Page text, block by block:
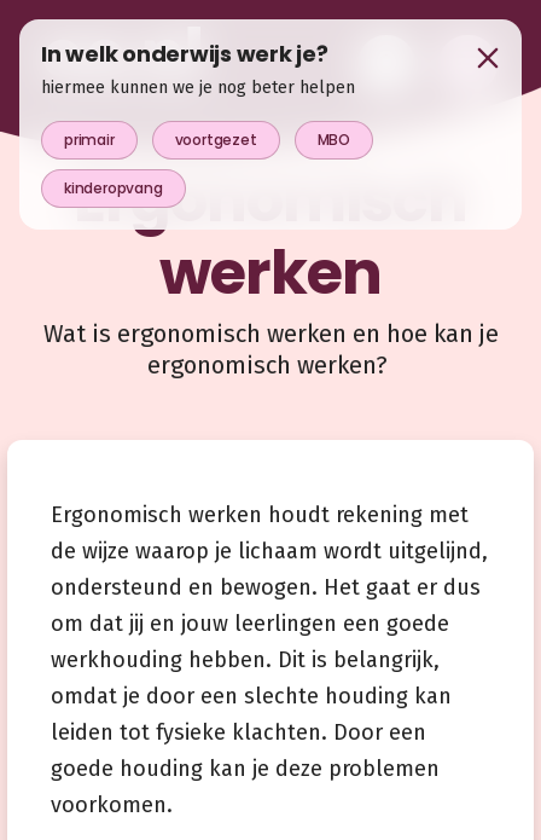
Ergonomisch
werken
Wat is ergonomisch werken en hoe kan je
ergonomisch werken?
Ergonomisch werken houdt rekening met
de wijze waarop je lichaam wordt uitgelijnd,
ondersteund en bewogen. Het gaat er dus
om dat jij en jouw leerlingen een goede
werkhouding hebben. Dit is belangrijk,
omdat je door een slechte houding kan
leiden tot fysieke klachten. Door een
goede houding kan je deze problemen
voorkomen.
In welk onderwijs werk je?
hiermee kunnen we je nog beter helpen
primair voortgezet MBO
kinderopvang